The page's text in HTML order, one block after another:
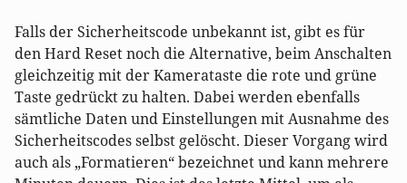
Falls der Sicherheitscode unbekannt ist, gibt es für
den Hard Reset noch die Alternative, beim Anschalten
gleichzeitig mit der Kamerataste die rote und grüne
Taste gedrückt zu halten. Dabei werden ebenfalls
sämtliche Daten und Einstellungen mit Ausnahme des
Sicherheitscodes selbst gelöscht. Dieser Vorgang wird
auch als „Formatieren“ bezeichnet und kann mehrere